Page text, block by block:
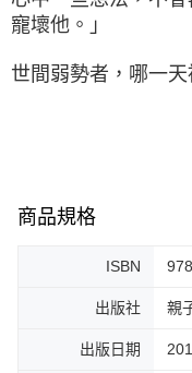
寵壞他。」
世間弱勢者，哪一
商品規格
ISBN
出版社 親
出版日期